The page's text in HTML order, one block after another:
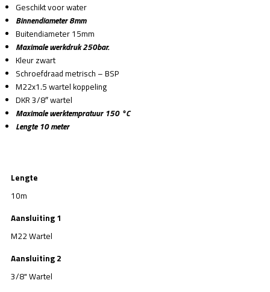
Geschikt voor water
Binnendiameter 8mm
Buitendiameter 15mm
Maximale werkdruk 250bar.
Kleur zwart
Schroefdraad metrisch – BSP
M22x1.5 wartel koppeling
DKR 3/8″ wartel
Maximale werktempratuur 150 °C
Lengte 10 meter
Lengte
10m
Aansluiting 1
M22 Wartel
Aansluiting 2
3/8" Wartel